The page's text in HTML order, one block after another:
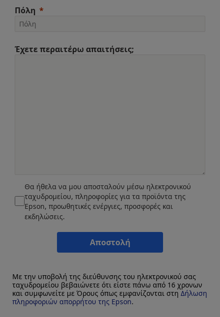
Πόλη
Έχετε περαιτέρω απαιτήσεις;
Θα ήθελα να μου αποσταλούν μέσω ηλεκτρονικού
ταχυδρομείου, πληροφορίες για τα προϊόντα της
Epson, προωθητικές ενέργιες, προσφορές και
εκδηλώσεις.
Αποστολή
Με την υποβολή της διεύθυνσης του ηλεκτρονικού σας
ταχυδρομείου βεβαιώνετε ότι είστε πάνω από 16 χρονων
και συμφωνείτε με Όρους όπως εμφανίζονται στη Δήλωση
πληροφοριών απορρήτου της Epson.